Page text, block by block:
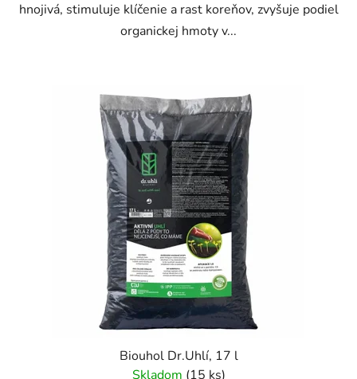
hnojivá, stimuluje klíčenie a rast koreňov, zvyšuje podiel
organickej hmoty v...
Biouhol Dr.Uhlí, 17 l
Skladom (15 ks)